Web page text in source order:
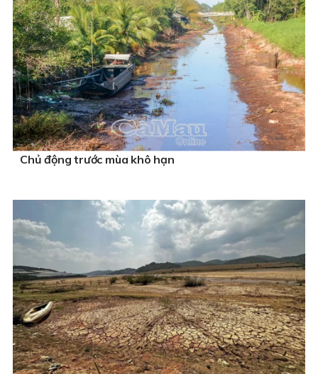
Chủ động trước mùa khô hạn